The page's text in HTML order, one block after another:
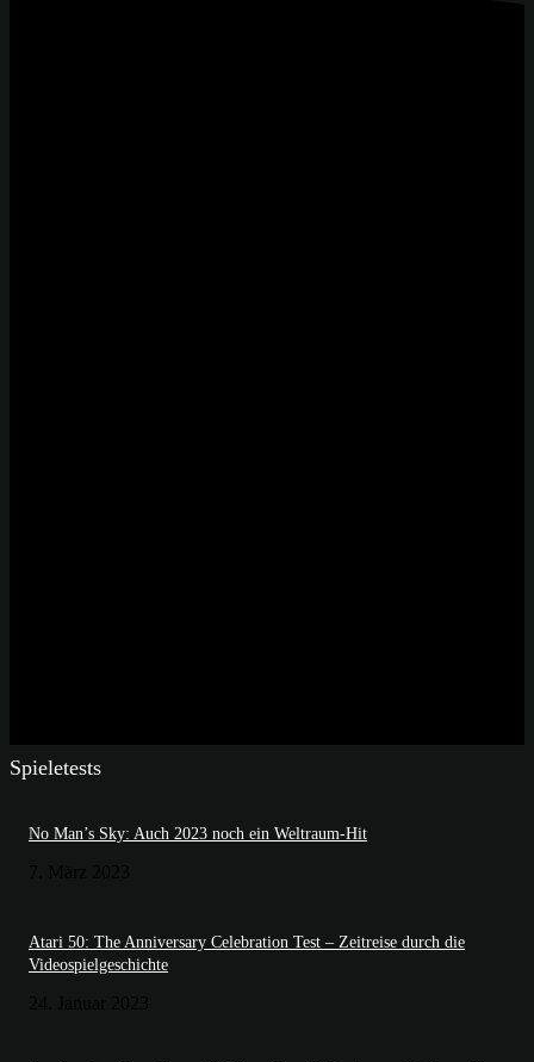
Spieletests
No Man’s Sky: Auch 2023 noch ein Weltraum-Hit
Atari 50: The Anniversary Celebration Test – Zeitreise durch die
Videospielgeschichte